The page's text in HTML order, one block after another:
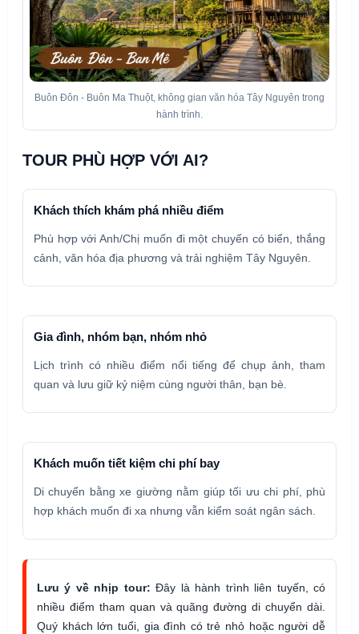
Buôn Đôn - Buôn Ma Thuột, không gian văn hóa Tây Nguyên trong
hành trình.
TOUR PHÙ HỢP VỚI AI?
Khách thích khám phá nhiều điểm
Phù hợp với Anh/Chị muốn đi một chuyến có biển, thắng
cảnh, văn hóa địa phương và trải nghiệm Tây Nguyên.
Gia đình, nhóm bạn, nhóm nhỏ
Lịch trình có nhiều điểm nổi tiếng để chụp ảnh, tham
quan và lưu giữ kỷ niệm cùng người thân, bạn bè.
Khách muốn tiết kiệm chi phí bay
Di chuyển bằng xe giường nằm giúp tối ưu chi phí, phù
hợp khách muốn đi xa nhưng vẫn kiểm soát ngân sách.
Lưu ý về nhịp tour: Đây là hành trình liên tuyến, có
nhiều điểm tham quan và quãng đường di chuyển dài.
Quý khách lớn tuổi, gia đình có trẻ nhỏ hoặc người dễ